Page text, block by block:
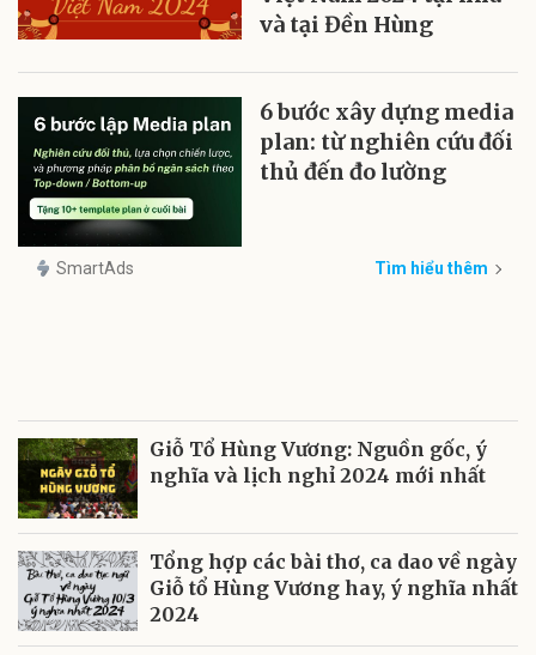
và tại Đền Hùng
6 bước xây dựng media
plan: từ nghiên cứu đối
thủ đến đo lường
SmartAds Tìm hiểu thêm
Giỗ Tổ Hùng Vương: Nguồn gốc, ý
nghĩa và lịch nghỉ 2024 mới nhất
Tổng hợp các bài thơ, ca dao về ngày
Giỗ tổ Hùng Vương hay, ý nghĩa nhất
2024